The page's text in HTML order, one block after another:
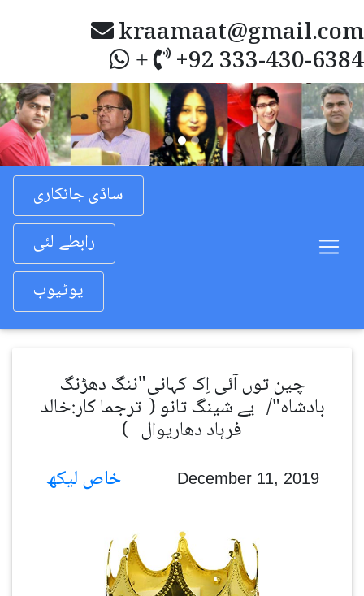
kraamaat@gmail.com
+ +92 333-430-6384
Previous
ساڈی جانکاری
رابطے لئی
یوٹیوب
چین توں آئی اِک کہانی"ننگ دھڑنگ
بادشاہ"/ یے شینگ تانو ( ترجما کار:خالد
فرہاد دھاریوال )
December 11, 2019